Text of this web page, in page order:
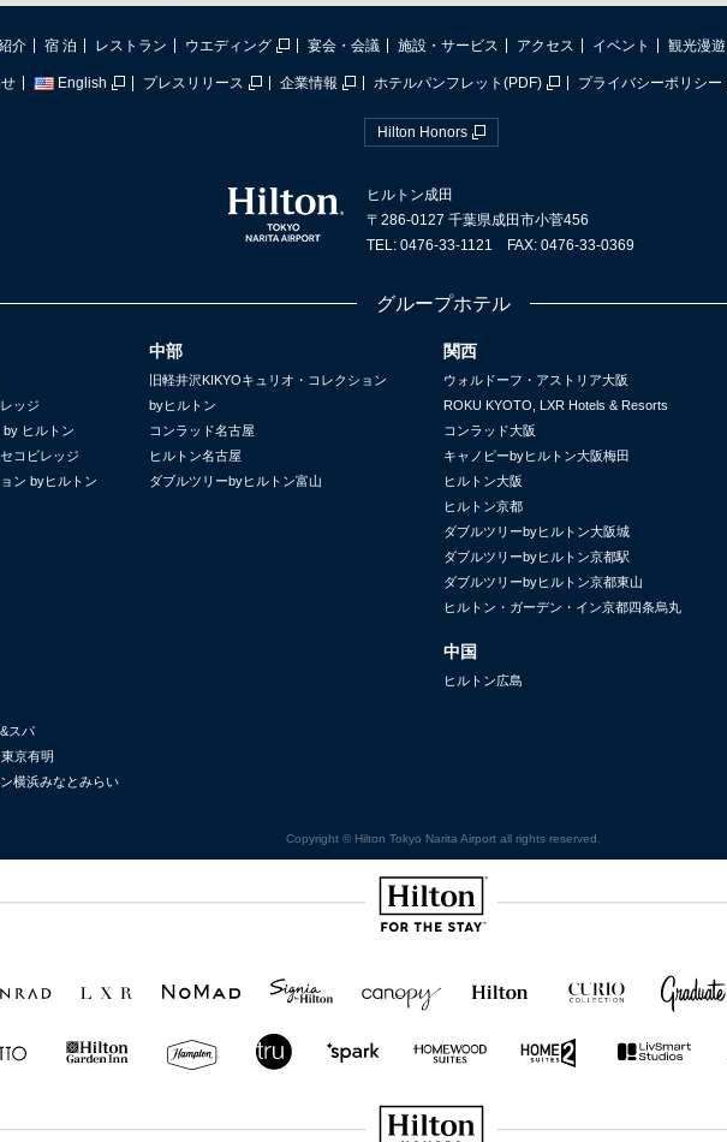
介 宿 泊 レストラン ウエディング 宴会・会議 施設・サービス アクセス イベント 観光漫遊
English プレスリリース 企業情報 ホテルパンフレット(PDF) プライバシーポリシー
Hilton Honors
ヒルトン成田
〒286-0127 千葉県成田市小菅456
TEL: 0476-33-1121 FAX: 0476-33-0369
グループホテル
ッジ
by ヒルトン
コビレッジ
ン byヒルトン
スパ
京有明
横浜みなとみらい
中部
旧軽井沢KIKYOキュリオ・コレクション
byヒルトン
コンラッド名古屋
ヒルトン名古屋
ダブルツリーbyヒルトン富山
関西
ウォルドーフ・アストリア大阪
ROKU KYOTO, LXR Hotels & Resorts
コンラッド大阪
キャノピーbyヒルトン大阪梅田
ヒルトン大阪
ヒルトン京都
ダブルツリーbyヒルトン大阪城
ダブルツリーbyヒルトン京都駅
ダブルツリーbyヒルトン京都東山
ヒルトン・ガーデン・イン京都四条烏丸
中国
ヒルトン広島
Copyright © Hilton Tokyo Narita Airport all rights reserved.
Hilton
Hotels
&
Collection
Garden
Inn
by
Hilton
Tru
by
Hilton
Hilton
Suites by
Hilton
Suites
by
Hilton Honors